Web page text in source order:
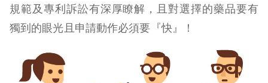
規範及專利訴訟有深厚瞭解，且對選擇的藥品要有
獨到的眼光且申請動作必須要『快』！